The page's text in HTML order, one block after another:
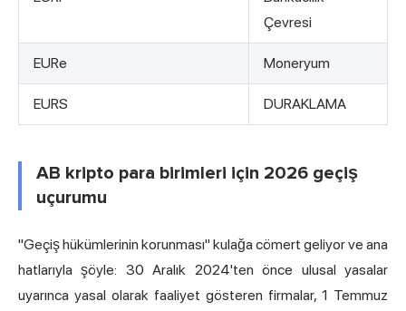
Çevresi
EURe Moneryum
EURS DURAKLAMA
AB kripto para birimleri için 2026 geçiş
uçurumu
"Geçiş hükümlerinin korunması" kulağa cömert geliyor ve ana
hatlarıyla şöyle: 30 Aralık 2024'ten önce ulusal yasalar
uyarınca yasal olarak faaliyet gösteren firmalar, 1 Temmuz